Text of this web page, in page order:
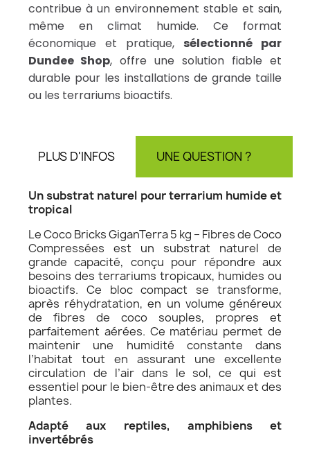
contribue à un environnement stable et sain,
même en climat humide. Ce format
économique et pratique, sélectionné par
Dundee Shop, offre une solution fiable et
durable pour les installations de grande taille
ou les terrariums bioactifs.
PLUS D'INFOS UNE QUESTION ?
Un substrat naturel pour terrarium humide et
tropical
Le Coco Bricks GiganTerra 5 kg – Fibres de Coco
Compressées est un substrat naturel de
grande capacité, conçu pour répondre aux
besoins des terrariums tropicaux, humides ou
bioactifs. Ce bloc compact se transforme,
après réhydratation, en un volume généreux
de fibres de coco souples, propres et
parfaitement aérées. Ce matériau permet de
maintenir une humidité constante dans
l’habitat tout en assurant une excellente
circulation de l’air dans le sol, ce qui est
essentiel pour le bien-être des animaux et des
plantes.
Adapté aux reptiles, amphibiens et
invertébrés